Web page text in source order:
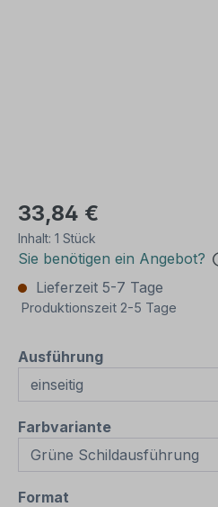
33,84 €
Inhalt: 1 Stück
Sie benötigen ein Angebot?
Lieferzeit 5-7 Tage
Produktionszeit 2-5 Tage
Ausführungauswählen
Farbvarianteauswählen
Format